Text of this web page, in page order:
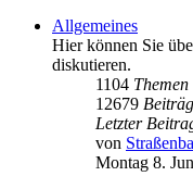
Allgemeines
Hier können Sie
diskutieren.
1104 Themen
12679
Letzter
von
Montag 8.